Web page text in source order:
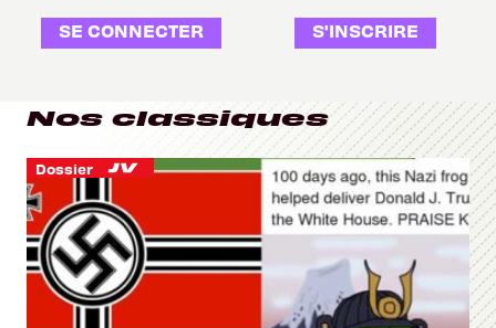
SE CONNECTER S'INSCRIRE
Nos classiques
Dossier